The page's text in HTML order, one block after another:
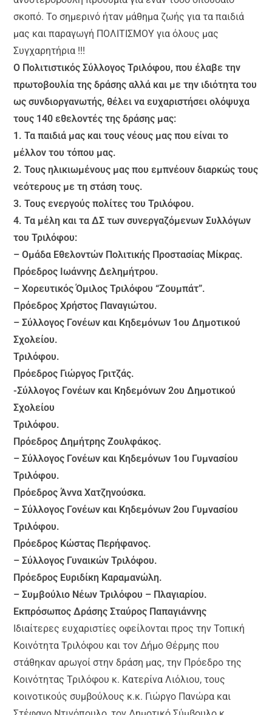
σκοπό. Το σημερινό ήταν μάθημα ζωής για τα παιδιά
μας και παραγωγή ΠΟΛΙΤΙΣΜΟΥ για όλους μας
Συγχαρητήρια !!!
Ο Πολιτιστικός Σύλλογος Τριλόφου, που έλαβε την
πρωτοβουλία της δράσης αλλά και με την ιδιότητα του
ως συνδιοργανωτής, θέλει να ευχαριστήσει ολόψυχα
τους 140 εθελοντές της δράσης μας:
1. Τα παιδιά μας και τους νέους μας που είναι το
μέλλον του τόπου μας.
2. Τους ηλικιωμένους μας που εμπνέουν διαρκώς τους
νεότερους με τη στάση τους.
3. Τους ενεργούς πολίτες του Τριλόφου.
4. Τα μέλη και τα ΔΣ των συνεργαζόμενων Συλλόγων
του Τριλόφου:
– Ομάδα Εθελοντών Πολιτικής Προστασίας Μίκρας.
Πρόεδρος Ιωάννης Δελημήτρου.
– Χορευτικός Όμιλος Τριλόφου “Ζουμπάτ”.
Πρόεδρος Χρήστος Παναγιώτου.
– Σύλλογος Γονέων και Κηδεμόνων 1ου Δημοτικού
Σχολείου.
Τριλόφου.
Πρόεδρος Γιώργος Γριτζάς.
-Σύλλογος Γονέων και Κηδεμόνων 2ου Δημοτικού
Σχολείου
Τριλόφου.
Πρόεδρος Δημήτρης Ζουλφάκος.
– Σύλλογος Γονέων και Κηδεμόνων 1ου Γυμνασίου
Τριλόφου.
Πρόεδρος Άννα Χατζηνούσκα.
– Σύλλογος Γονέων και Κηδεμόνων 2ου Γυμνασίου
Τριλόφου.
Πρόεδρος Κώστας Περήφανος.
– Σύλλογος Γυναικών Τριλόφου.
Πρόεδρος Ευριδίκη Καραμανώλη.
– Συμβούλιο Νέων Τριλόφου – Πλαγιαρίου.
Εκπρόσωπος Δράσης Σταύρος Παπαγιάννης
Ιδιαίτερες ευχαριστίες οφείλονται προς την Τοπική
Κοινότητα Τριλόφου και τον Δήμο Θέρμης που
στάθηκαν αρωγοί στην δράση μας, την Πρόεδρο της
Κοινότητας Τριλόφου κ. Κατερίνα Λιόλιου, τους
κοινοτικούς συμβούλους κ.κ. Γιώργο Πανώρα και